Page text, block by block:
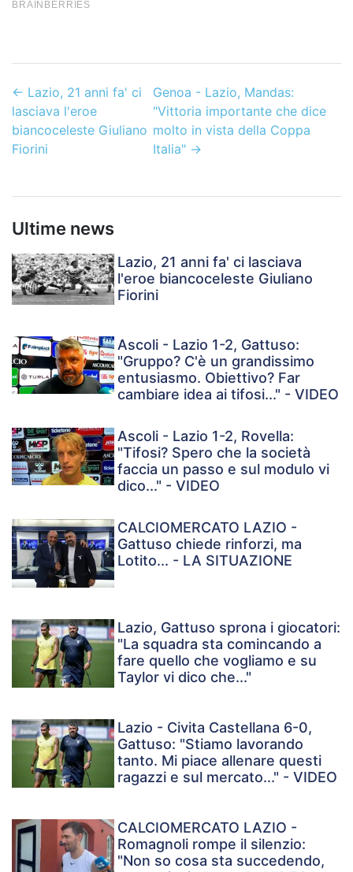
← Lazio, 21 anni fa' ci
lasciava l'eroe
biancoceleste Giuliano
Fiorini
Genoa - Lazio, Mandas:
"Vittoria importante che dice
molto in vista della Coppa
Italia"→
Ultime news
Lazio, 21 anni fa' ci lasciava
l'eroe biancoceleste Giuliano
Fiorini
Ascoli - Lazio 1-2, Gattuso:
"Gruppo? C'è un grandissimo
entusiasmo. Obiettivo? Far
cambiare idea ai tifosi..." - VIDEO
Ascoli - Lazio 1-2, Rovella:
"Tifosi? Spero che la società
faccia un passo e sul modulo vi
dico..." - VIDEO
CALCIOMERCATO LAZIO -
Gattuso chiede rinforzi, ma
Lotito... - LA SITUAZIONE
Lazio, Gattuso sprona i giocatori:
"La squadra sta comincando a
fare quello che vogliamo e su
Taylor vi dico che..."
Lazio - Civita Castellana 6-0,
Gattuso: "Stiamo lavorando
tanto. Mi piace allenare questi
ragazzi e sul mercato..." - VIDEO
CALCIOMERCATO LAZIO -
Romagnoli rompe il silenzio:
"Non so cosa sta succedendo,